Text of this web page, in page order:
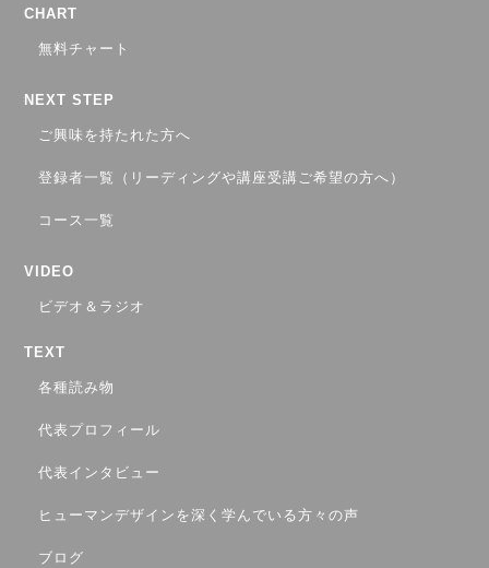
CHART
無料チャート
NEXT STEP
ご興味を持たれた方へ
登録者一覧（リーディングや講座受講ご希望の方へ）
コース一覧
VIDEO
ビデオ＆ラジオ
TEXT
各種読み物
代表プロフィール
代表インタビュー
ヒューマンデザインを深く学んでいる方々の声
ブログ